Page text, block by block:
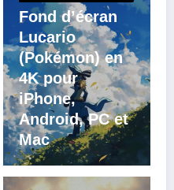
Fond d’écran
Lucario
(Pokémon) en
4K pour
iPhone,
Android, PC et
Mac